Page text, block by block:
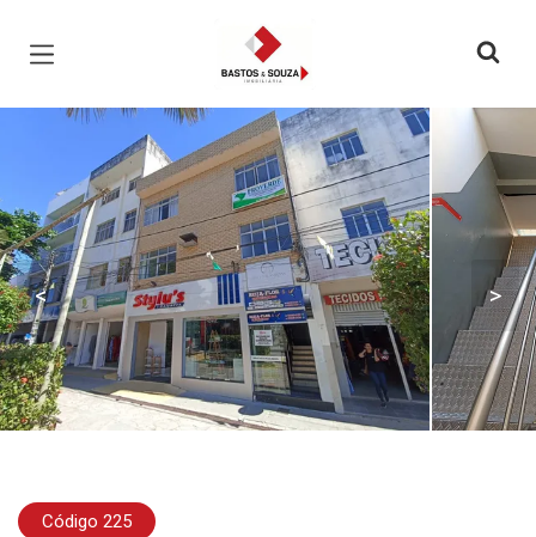
Página inicial
< >
Código 225